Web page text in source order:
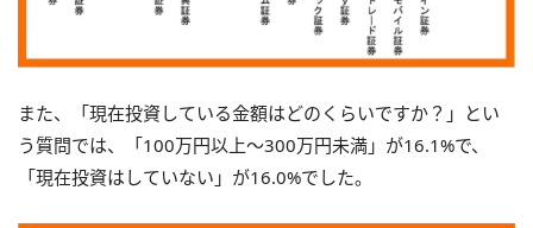
また、「現在投資している金額はどのくらいですか？」とい
う質問では、「100万円以上〜300万円未満」が16.1%で、
「現在投資はしていない」が16.0%でした。